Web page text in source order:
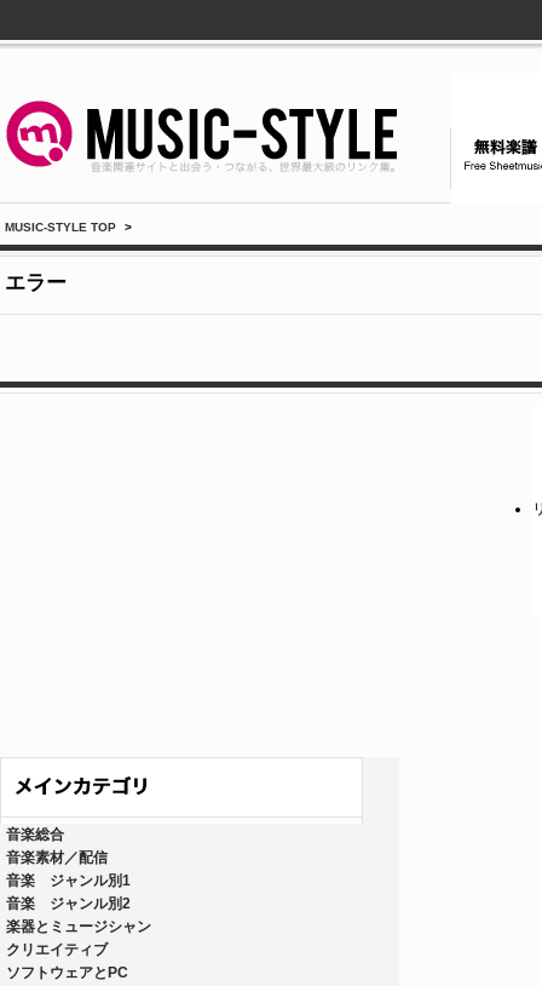
MUSIC-STYLE TOP >
エラー
音楽総合
音楽素材／配信
音楽 ジャンル別1
音楽 ジャンル別2
楽器とミュージシャン
クリエイティブ
ソフトウェアとPC